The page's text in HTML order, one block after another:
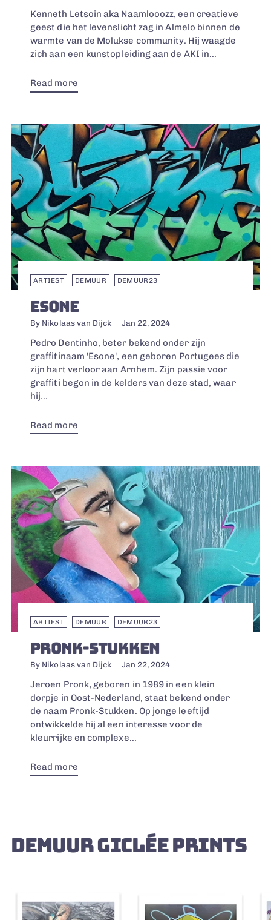
Kenneth Letsoin aka Naamlooozz, een creatieve
geest die het levenslicht zag in Almelo binnen de
warmte van de Molukse community. Hij waagde
zich aan een kunstopleiding aan de AKI in...
Read more
ARTIEST DEMUUR DEMUUR23
ESONE
By Nikolaas van Dijck Jan 22, 2024
Pedro Dentinho, beter bekend onder zijn
graffitinaam 'Esone', een geboren Portugees die
zijn hart verloor aan Arnhem. Zijn passie voor
graffiti begon in de kelders van deze stad, waar
hij...
Read more
ARTIEST DEMUUR DEMUUR23
PRONK-STUKKEN
By Nikolaas van Dijck Jan 22, 2024
Jeroen Pronk, geboren in 1989 in een klein
dorpje in Oost-Nederland, staat bekend onder
de naam Pronk-Stukken. Op jonge leeftijd
ontwikkelde hij al een interesse voor de
kleurrijke en complexe...
Read more
DEMUUR GICLÉE PRINTS